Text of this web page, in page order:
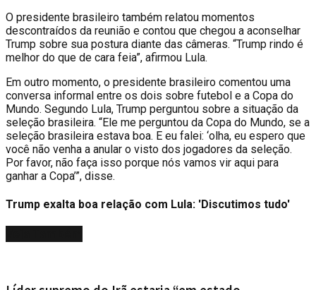
O presidente brasileiro também relatou momentos
descontraídos da reunião e contou que chegou a aconselhar
Trump sobre sua postura diante das câmeras. “Trump rindo é
melhor do que de cara feia”, afirmou Lula.
Em outro momento, o presidente brasileiro comentou uma
conversa informal entre os dois sobre futebol e a Copa do
Mundo. Segundo Lula, Trump perguntou sobre a situação da
seleção brasileira. “Ele me perguntou da Copa do Mundo, se a
seleção brasileira estava boa. E eu falei: ‘olha, eu espero que
você não venha a anular o visto dos jogadores da seleção.
Por favor, não faça isso porque nós vamos vir aqui para
ganhar a Copa’”, disse.
Trump exalta boa relação com Lula: 'Discutimos tudo'